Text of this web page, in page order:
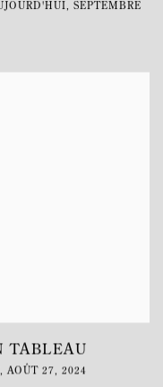
SEPTEMBRE
TABLEAU
AOÛT 27, 2024